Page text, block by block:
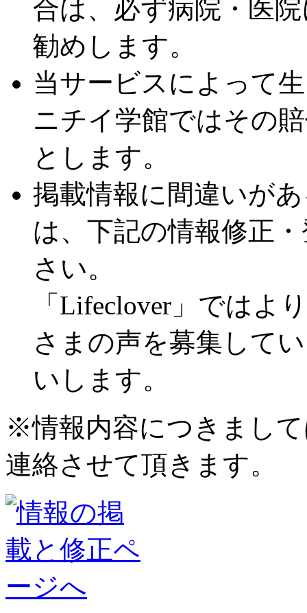
合は、必ず病院・医
勧めします。
当サービスによって
ニチイ学館ではその
とします。
掲載情報に間違いが
は、下記の情報修正
さい。
「Lifeclover」ではよ
さまの声を募集して
いします。
※情報内容につきまし
連絡させて頂きます。